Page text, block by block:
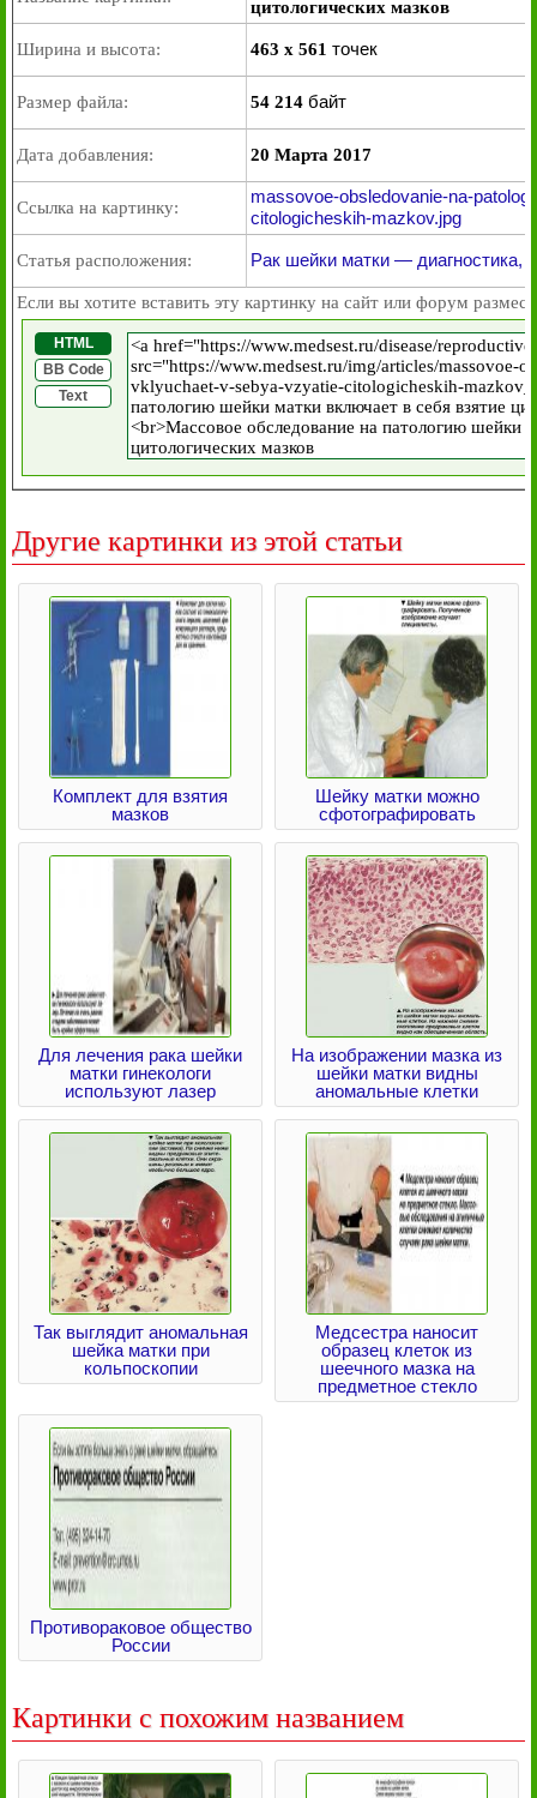
цитологических мазков
Ширина и высота: 463 x 561 точек
Размер файла: 54 214 байт
Дата добавления: 20 Марта 2017
Ссылка на картинку:
massovoe-obsledovanie-na-
citologicheskih-mazkov.jpg
Статья расположения: Рак шейки матки — диагностика,
Если вы хотите вставить эту картинку на сайт или форум
HTML
BB Code
Text
Другие картинки из этой статьи
Комплект для взятия
мазков
Шейку матки можно
сфотографировать
Для лечения рака шейки
матки гинекологи
используют лазер
На изображении мазка из
шейки матки видны
аномальные клетки
Так выглядит аномальная
шейка матки при
кольпоскопии
Медсестра наносит
образец клеток из
шеечного мазка на
предметное стекло
Противораковое общество
России
Картинки с похожим названием